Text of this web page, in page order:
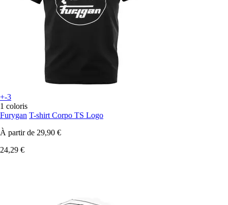
+-3
1 coloris
Furygan T-shirt Corpo TS Logo
À partir de 29,90 €
24,29 €